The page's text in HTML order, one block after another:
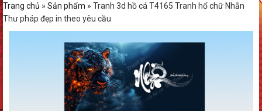
Trang chủ » Sản phẩm » Tranh 3d hồ cá T4165 Tranh hổ chữ Nhẫn
Thư pháp đẹp in theo yêu cầu